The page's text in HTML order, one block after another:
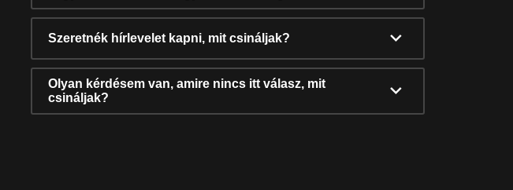
Szeretnék hírlevelet kapni, mit csináljak?
Olyan kérdésem van, amire nincs itt válasz, mit
csináljak?